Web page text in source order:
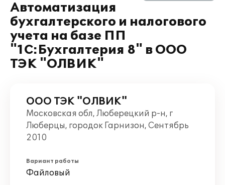
Автоматизация
бухгалтерского и налогового
учета на базе ПП
"1С:Бухгалтерия 8" в ООО
ТЭК "ОЛВИК"
ООО ТЭК "ОЛВИК"
Московская обл, Люберецкий р-н, г
Люберцы, городок Гарнизон, Сентябрь
2010
Вариант работы
Файловый